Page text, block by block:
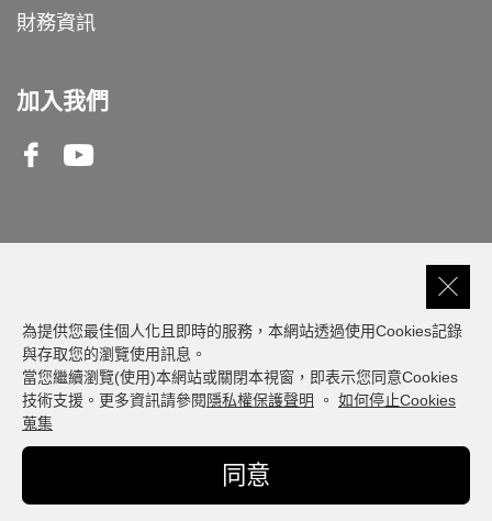
財務資訊
加入我們
客服專線0809-000-550
建議瀏覽器版本: 最新版本 Chrome、Firefox、
Safari、Edge
為提供您最佳個人化且即時的服務，本網站透過使用Cookies記錄
與存取您的瀏覽使用訊息。
當您繼續瀏覽(使用)本網站或關閉本視窗，即表示您同意Cookies
技術支援。更多資訊請參閱 隱私權保護聲明 。 如何停止Cookies
蒐集
同意